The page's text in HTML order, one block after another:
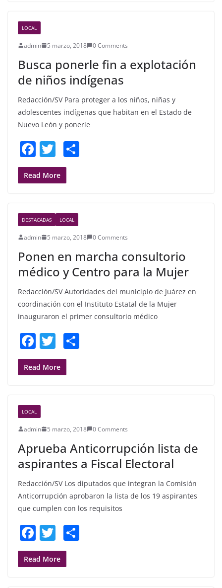
b
o
o
k
LOCAL
admin 5 marzo, 2018 0 Comments
Busca ponerle fin a explotación
de niños indígenas
Redacción/SV Para proteger a los niños, niñas y
adolescentes indígenas que habitan en el Estado de
Nuevo León y ponerle
F
a
c
b
o
o
k
T
w
itt
Read More
DESTACADAS LOCAL
admin 5 marzo, 2018 0 Comments
Ponen en marcha consultorio
médico y Centro para la Mujer
Redacción/SV Autoridades del municipio de Juárez en
coordinación con el Instituto Estatal de la Mujer
inauguraron el primer consultorio médico
F
a
c
b
o
o
k
T
w
itt
Read More
LOCAL
admin 5 marzo, 2018 0 Comments
Aprueba Anticorrupción lista de
aspirantes a Fiscal Electoral
Redacción/SV Los diputados que integran la Comisión
Anticorrupción aprobaron la lista de los 19 aspirantes
que cumplen con los requisitos
F
a
c
T
w
itt
Read More